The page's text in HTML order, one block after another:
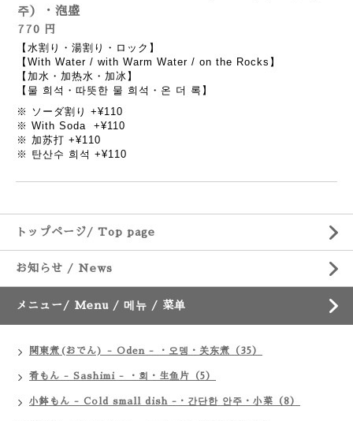
주）・泡盛
770 円
【水割り・湯割り・ロック】
【With Water / with Warm Water / on the Rocks】
【加水・加热水・加冰】
【물 희석・따뜻한 물 희석・온 더 록】
※ ソーダ割り +¥110
※ With Soda +¥110
※ 加苏打 +¥110
※ 탄산수 희석 +¥110
トップページ/ Top page
お知らせ / News
メニュー/ Menu / 메뉴 / 菜单
関東煮(おでん) - Oden - ・오뎅・关东煮（35）
肴もん - Sashimi - ・회・生鱼片（5）
小鉢もん - Cold small dish -・간단한 안주・小菜（8）